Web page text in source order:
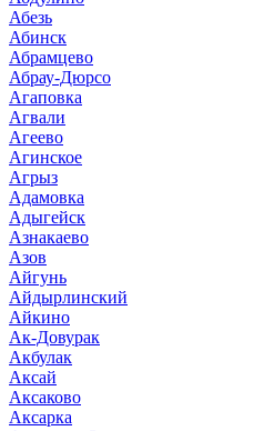
Абезь
Абинск
Абрамцево
Абрау-Дюрсо
Агаповка
Агвали
Агеево
Агинское
Агрыз
Адамовка
Адыгейск
Азнакаево
Азов
Айгунь
Айдырлинский
Айкино
Ак-Довурак
Акбулак
Аксай
Аксаково
Аксарка